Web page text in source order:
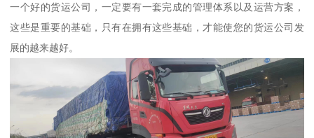
一个好的货运公司，一定要有一套完成的管理体系以及运营方案，
这些是重要的基础，只有在拥有这些基础，才能使您的货运公司发
展的越来越好。